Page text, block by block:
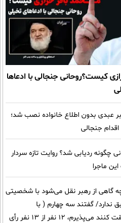
کیست؟روحانی جنجالی با ادعاها
عبدی بدون اطلاع خانواده نصب شد؛
جنجالی
چگونه ردیابی شد؟ روایت تازه سردار
ماجرا
گاهی از رهبر نقل می‌شود با شخصیتی
ندارد/ گفتند سه چهارم ( با
تفاهم‌نامه) موافقت کنند می‌پذیرم، 12 نفر از 13 نفر رأی